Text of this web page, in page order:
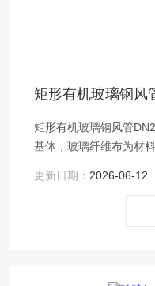
矩形有机玻璃钢风
矩形有机玻璃钢风管
基体，玻璃纤维布为材
更新日期： 2026-06-12